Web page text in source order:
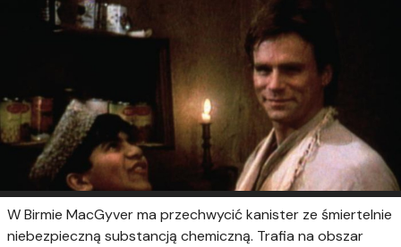
W Birmie MacGyver ma przechwycić kanister ze śmiertelnie
niebezpieczną substancją chemiczną. Trafia na obszar